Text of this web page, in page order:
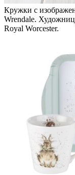
Кружки с
Wrendale.
Royal Worcester.